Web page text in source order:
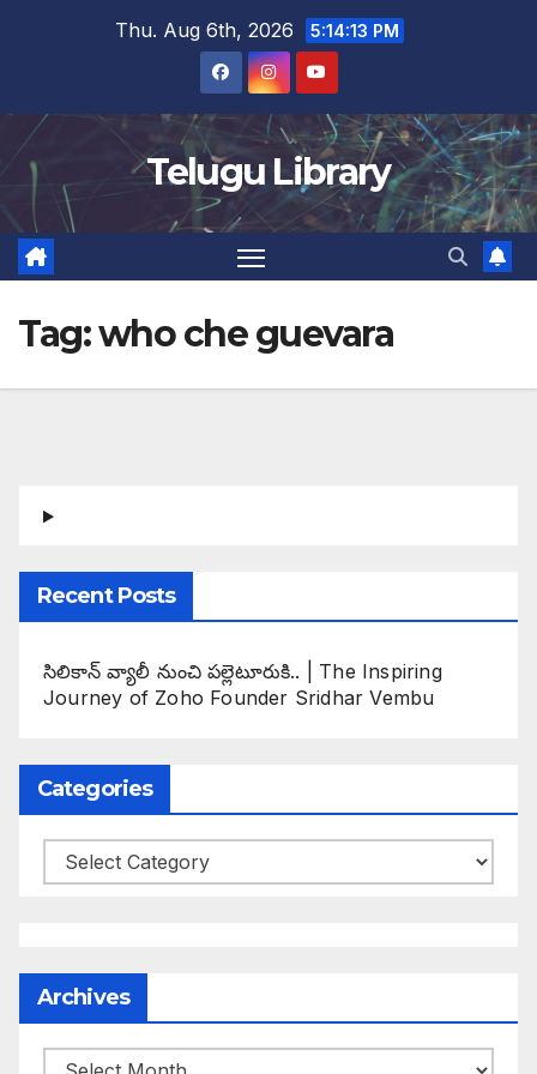
Thu. Aug 6th, 2026 5:14:14 PM
Telugu Library
Tag:who che guevara
Recent Posts
సిలికాన్ వ్యాలీ నుంచి పల్లెటూరుకి.. | The Inspiring
Journey of Zoho Founder Sridhar Vembu
Categories
Categories
Archives
Archives